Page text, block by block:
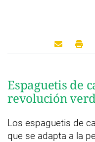
Espaguetis de
revolución
Los espaguetis de
que se adapta a la